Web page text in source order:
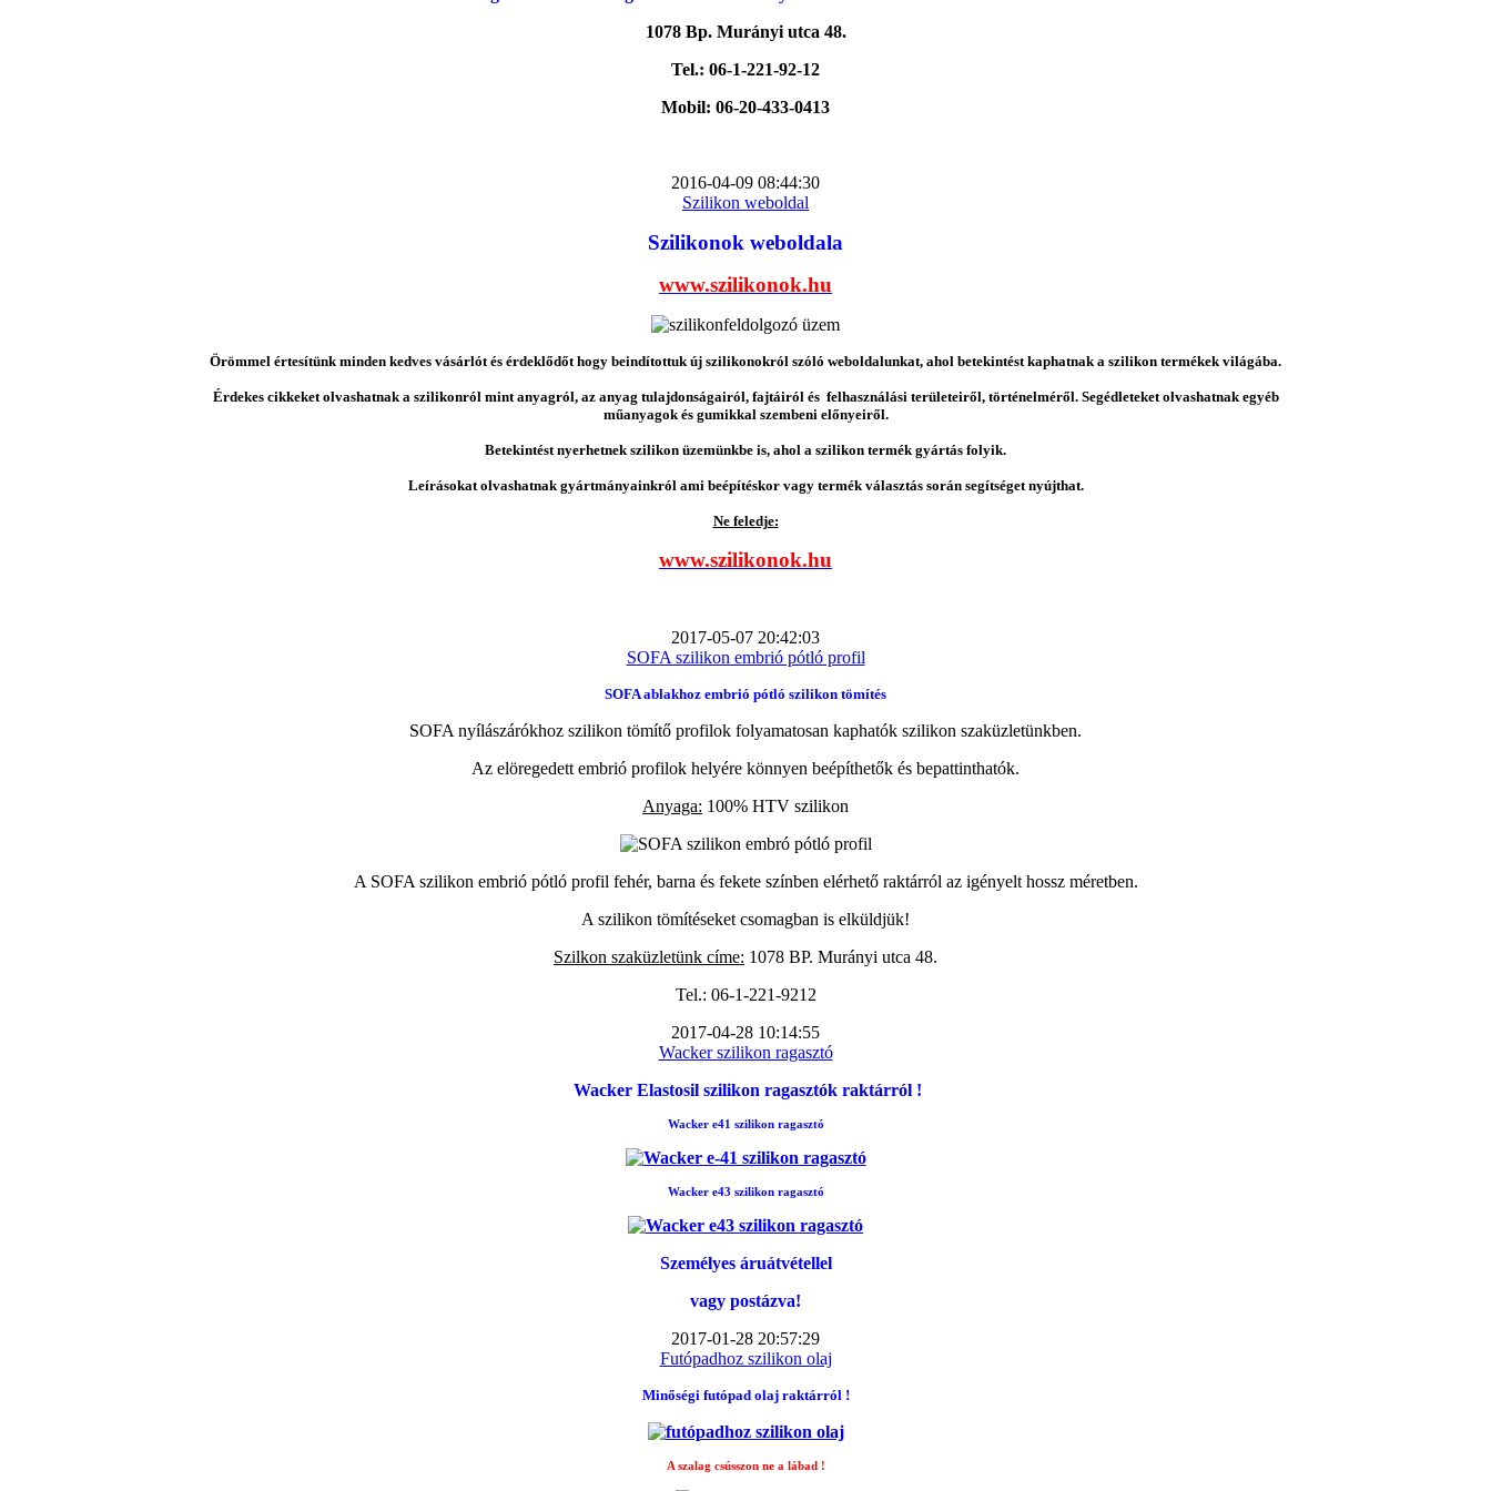
1078 Bp. Murányi utca 48.
Tel.: 06-1-221-92-12
Mobil: 06-20-433-0413
2016-04-09 08:44:30
Szilikon weboldal
Szilikonok weboldala
www.szilikonok.hu
Örömmel értesítünk minden kedves vásárlót és érdeklődőt hogy beindítottuk új szilikonokról szóló weboldalunkat, ahol betekintést kaphatnak a szilikon termékek világába.
Érdekes cikkeket olvashatnak a szilikonról mint anyagról, az anyag tulajdonságairól, fajtáiról és felhasználási területeiről, történelméről. Segédleteket olvashatnak egyéb
műanyagok és gumikkal szembeni előnyeiről.
Betekintést nyerhetnek szilikon üzemünkbe is, ahol a szilikon termék gyártás folyik.
Leírásokat olvashatnak gyártmányainkról ami beépítéskor vagy termék választás során segítséget nyújthat.
Ne feledje:
www.szilikonok.hu
2017-05-07 20:42:03
SOFA szilikon embrió pótló profil
SOFA ablakhoz embrió pótló szilikon tömítés
SOFA nyílászárókhoz szilikon tömítő profilok folyamatosan kaphatók szilikon szaküzletünkben.
Az elöregedett embrió profilok helyére könnyen beépíthetők és bepattinthatók.
Anyaga: 100% HTV szilikon
A SOFA szilikon embrió pótló profil fehér, barna és fekete színben elérhető raktárról az igényelt hossz méretben.
A szilikon tömítéseket csomagban is elküldjük!
Szilkon szaküzletünk címe: 1078 BP. Murányi utca 48.
Tel.: 06-1-221-9212
2017-04-28 10:14:55
Wacker szilikon ragasztó
Wacker Elastosil szilikon ragasztók raktárról !
Wacker e41 szilikon ragasztó
Wacker e43 szilikon ragasztó
Személyes áruátvétellel
vagy postázva!
2017-01-28 20:57:29
Futópadhoz szilikon olaj
Minőségi futópad olaj raktárról !
A szalag csússzon ne a lábad !